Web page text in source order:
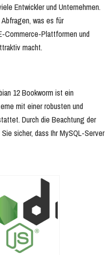
Entwickler und Unternehmen.
was es für
Commerce-Plattformen und
macht.
12 Bookworm ist ein
mit einer robusten und
Durch die Beachtung der
sicher, dass Ihr MySQL-Server